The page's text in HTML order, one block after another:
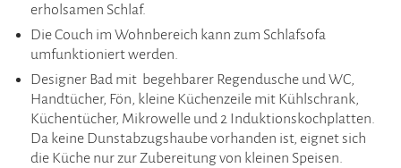
erholsamen Schlaf.
Die Couch im Wohnbereich kann zum Schlafsofa
umfunktioniert werden.
Designer Bad mit begehbarer Regendusche und WC,
Handtücher, Fön, kleine Küchenzeile mit Kühlschrank,
Küchentücher, Mikrowelle und 2 Induktionskochplatten.
Da keine Dunstabzugshaube vorhanden ist, eignet sich
die Küche nur zur Zubereitung von kleinen Speisen.